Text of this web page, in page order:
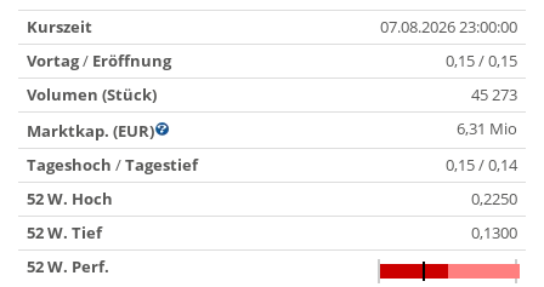
Kurszeit
07.08.2026 23:00:00
Vortag/ Eröffnung
0,15 / 0,15
Volumen (Stück)
45 273
Marktkap. (EUR)
6,31 Mio
Tageshoch /Tagestief
0,15 / 0,14
52 W. Hoch
0,2250
52 W. Tief
0,1300
52 W. Perf.